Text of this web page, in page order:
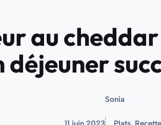
au
déjeuner
Sonia